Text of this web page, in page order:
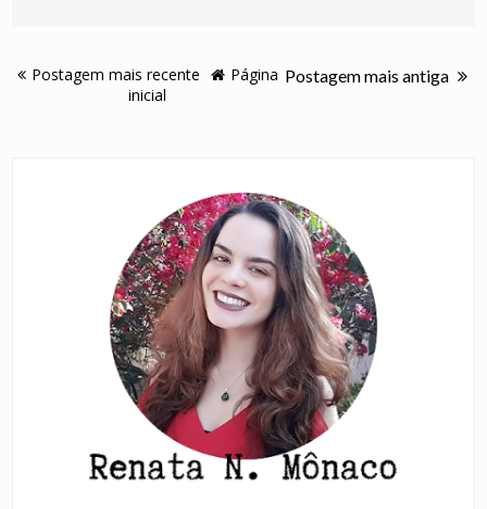
Postagem mais recente Postagem mais antiga
Página
inicial